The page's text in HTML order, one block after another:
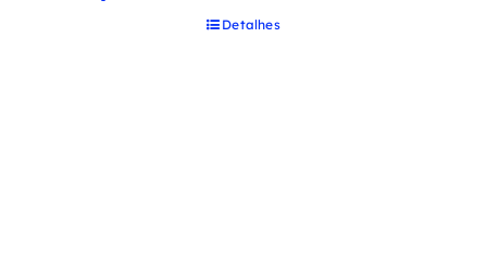
Detalhes